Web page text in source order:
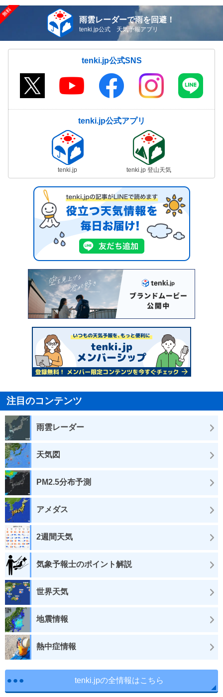
雨雲レーダーで雨を回避！
tenki.jp公式 天気予報アプリ
tenki.jp公式SNS
tenki.jp公式アプリ
tenki.jp tenki.jp 登山天気
注目のコンテンツ
雨雲レーダー
天気図
PM2.5分布予測
アメダス
2週間天気
気象予報士のポイント解説
世界天気
地震情報
熱中症情報
tenki.jpの全情報はこちら